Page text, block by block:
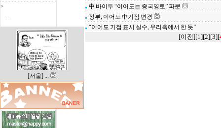
>
...
[서울] ...
中 바이두 “이어도는 중국영토” 파문
정부, 이어도 中기점 변경
“이어도 기점 표시 실수, 우리측에서 한 듯”
[이전][1][2][3][